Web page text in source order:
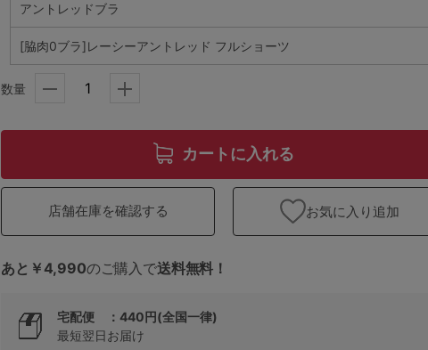
アントレッドブラ
[脇肉0ブラ]レーシーアントレッド フルショーツ
数量
カートに入れる
店舗在庫を確認する お気に入り追加
あと￥4,990のご購入で送料無料！
宅配便 ：440円(全国一律)
最短翌日お届け